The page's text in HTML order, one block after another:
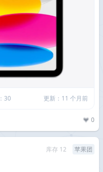
30 更新：11 个月前
0
库存 12 苹果团